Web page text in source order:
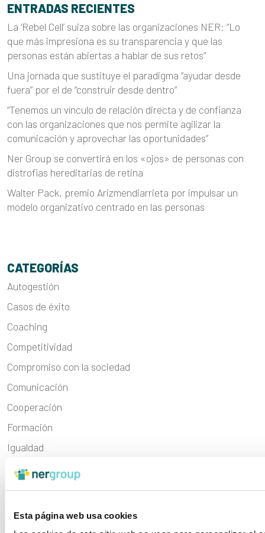
Esta página web usa cookies
ENTRADAS RECIENTES
La ‘Rebel Cell’ suiza sobre las organizaciones NER: “Lo
que más impresiona es su transparencia y que las
personas están abiertas a hablar de sus retos”
Una jornada que sustituye el paradigma “ayudar desde
fuera” por el de “construir desde dentro”
“Tenemos un vínculo de relación directa y de confianza
con las organizaciones que nos permite agilizar la
comunicación y aprovechar las oportunidades”
Ner Group se convertirá en los «ojos» de personas con
distrofias hereditarias de retina
Walter Pack, premio Arizmendiarrieta por impulsar un
modelo organizativo centrado en las personas
CATEGORÍAS
Autogestión
Casos de éxito
Coaching
Competitividad
Compromiso con la sociedad
Comunicación
Cooperación
Formación
Igualdad
Inclusión
Integración social
Liderazgo